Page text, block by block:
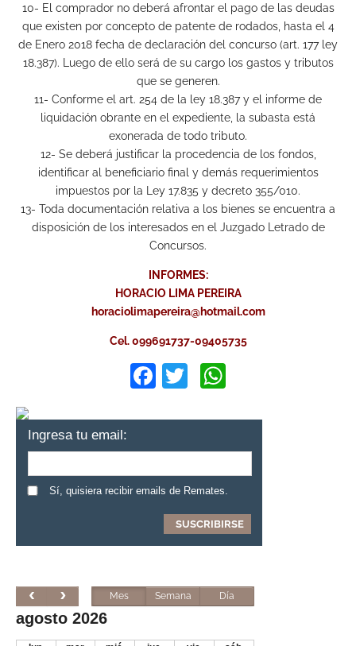
10- El comprador no deberá afrontar el pago de las deudas
que existen por concepto de patente de rodados, hasta el 4
de Enero 2018 fecha de declaración del concurso (art. 177 ley
18.387). Luego de ello será de su cargo los gastos y tributos
que se generen.
11- Conforme el art. 254 de la ley 18.387 y el informe de
liquidación obrante en el expediente, la subasta está
exonerada de todo tributo.
12- Se deberá justificar la procedencia de los fondos,
identificar al beneficiario final y demás requerimientos
impuestos por la Ley 17.835 y decreto 355/010.
13- Toda documentación relativa a los bienes se encuentra a
disposición de los interesados en el Juzgado Letrado de
Concursos.
INFORMES:
HORACIO LIMA PEREIRA
horaciolimapereira@hotmail.com
Cel. 099691737-09405735
Facebook
Twitter
Ingresa tu email:
Sí, quisiera recibir emails de Remates.
Mes Semana Día
agosto 2026